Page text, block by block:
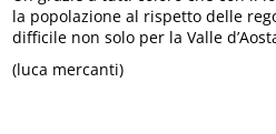
la popolazione al rispetto delle
difficile non solo per la Valle
(luca mercanti)